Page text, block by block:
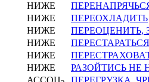
НИЖЕ
НИЖЕ
ПЕРЕОХЛАДИТЬ
НИЖЕ
ПЕРЕОЦЕНИТЬ,
НИЖЕ
ПЕРЕСТАРАТЬСЯ
НИЖЕ
НИЖЕ
РАЗОЙТИСЬ НЕ